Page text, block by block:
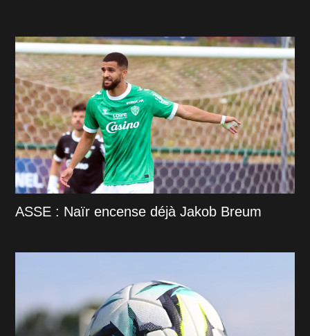
ASSE : Naïr encense déjà Jakob Breum